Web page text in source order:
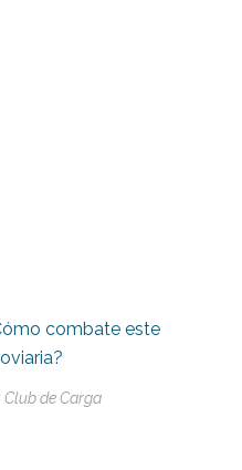
combate este
Club de Carga